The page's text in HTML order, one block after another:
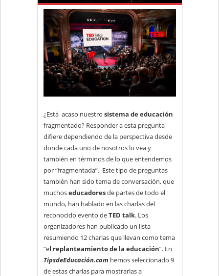
¿Está acaso nuestro sistema de educación
fragmentado? Responder a esta pregunta
difiere dependiendo de la perspectiva desde
donde cada uno de nosotros lo vea y
también en términos de lo que entendemos
por “fragmentada”. Este tipo de preguntas
también han sido tema de conversación, que
muchoseducadoresde partes de todo el
mundo, han hablado en las charlas del
reconocido evento deTED talk. Los
organizadores han publicado un lista
resumiendo 12 charlas que llevan como tema
“el replanteamiento de la educación”. En
TipsdeEducación.com hemos seleccionado 9
de estas charlas para mostrarlas a